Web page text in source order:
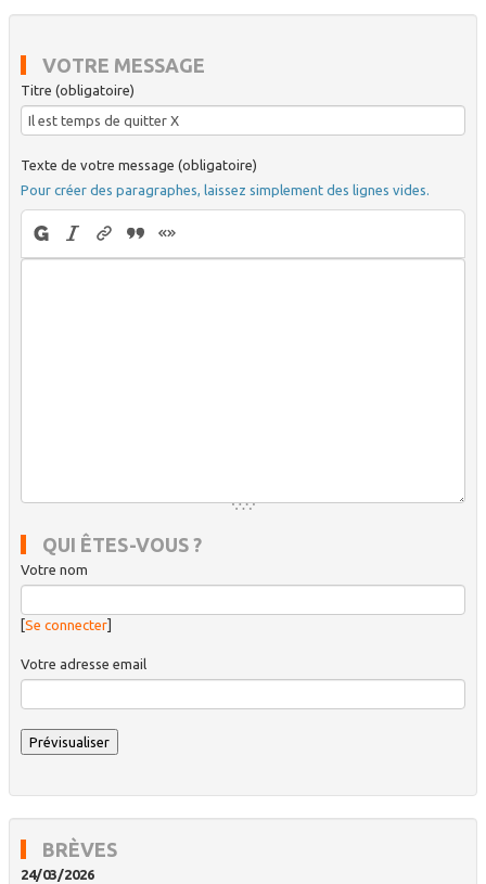
VOTRE MESSAGE
Titre (obligatoire)
Texte de votre message (obligatoire)
Pour créer des paragraphes, laissez simplement des lignes vides.
QUI ÊTES-VOUS ?
Votre nom
[Se connecter]
Votre adresse email
BRÈVES
24/03/2026